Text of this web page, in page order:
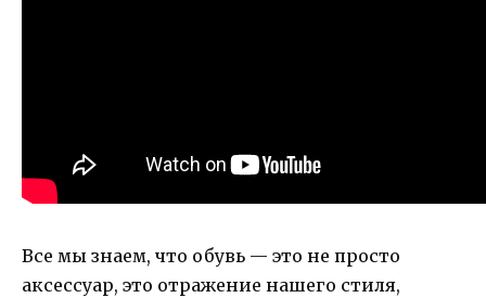
Все мы знаем, что обувь — это не просто
аксессуар, это отражение нашего стиля,